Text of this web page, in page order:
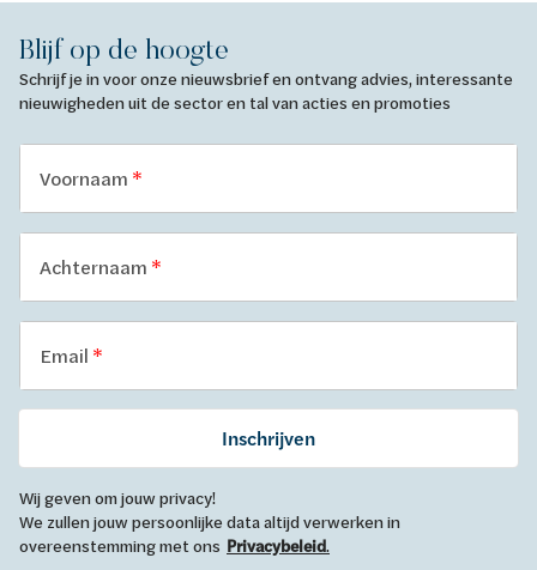
Blijf op de hoogte
Schrijf je in voor onze nieuwsbrief en ontvang advies, interessante
nieuwigheden uit de sector en tal van acties en promoties
Voornaam
Achternaam
Email
Inschrijven
Wij geven om jouw privacy!
We zullen jouw persoonlijke data altijd verwerken in
overeenstemming met ons Privacybeleid.